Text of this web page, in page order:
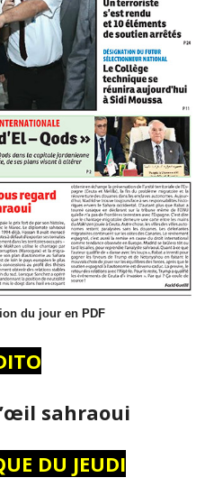
du jour en PDF
sahraoui
DU JEUDI